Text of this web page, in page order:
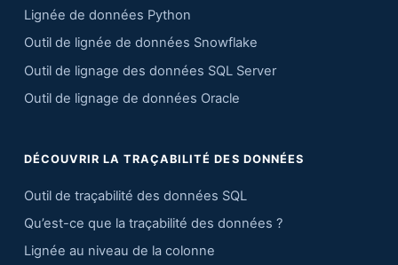
Lignée de données Python
Outil de lignée de données Snowflake
Outil de lignage des données SQL Server
Outil de lignage de données Oracle
DÉCOUVRIR LA TRAÇABILITÉ DES DONNÉES
Outil de traçabilité des données SQL
Qu’est-ce que la traçabilité des données ?
Lignée au niveau de la colonne